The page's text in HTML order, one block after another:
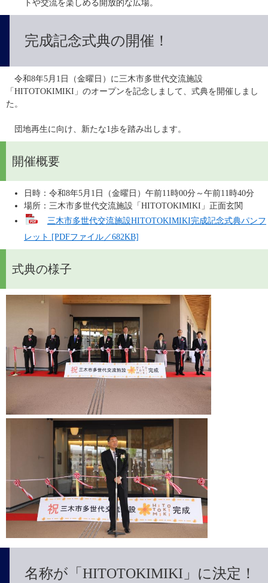
トや交流を楽しめる開放的な広場。
完成記念式典の開催！
令和8年5月1日（金曜日）に三木市多世代交流施設
「HITOTOKIMIKI」のオープンを記念しまして、式典を開催しまし
た。
団地再生に向け、新たな1歩を踏み出します。
開催概要
日時：令和8年5月1日（金曜日）午前11時00分～午前11時40分
場所：三木市多世代交流施設「HITOTOKIMIKI」正面玄関
三木市多世代交流施設HITOTOKIMIKI完成記念式典パンフ
レット [PDFファイル／682KB]
式典の様子
名称が「HITOTOKIMIKI」に決定！